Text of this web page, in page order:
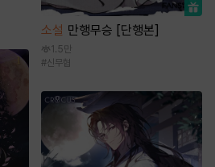
소설 만행무승 [단행본]
1.5만
#신무협